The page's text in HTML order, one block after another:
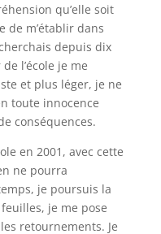
qu’elle soit
de m’établir dans
depuis dix
l’école je me
et plus léger, je ne
toute innocence
conséquences.
en 2001, avec cette
ne pourra
je poursuis la
je me pose
retournements. Je